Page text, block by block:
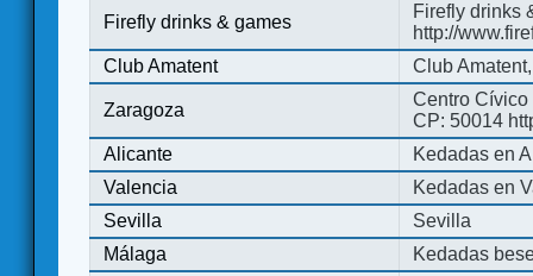
Firefly drinks & games
Firefly drinks
http://
Club Amatent
Club
Zaragoza
Centro Cívico
CP: 50014
Alicante
Kedadas en
Valencia
Kedadas en
Sevilla
Sevilla
Málaga
Kedadas